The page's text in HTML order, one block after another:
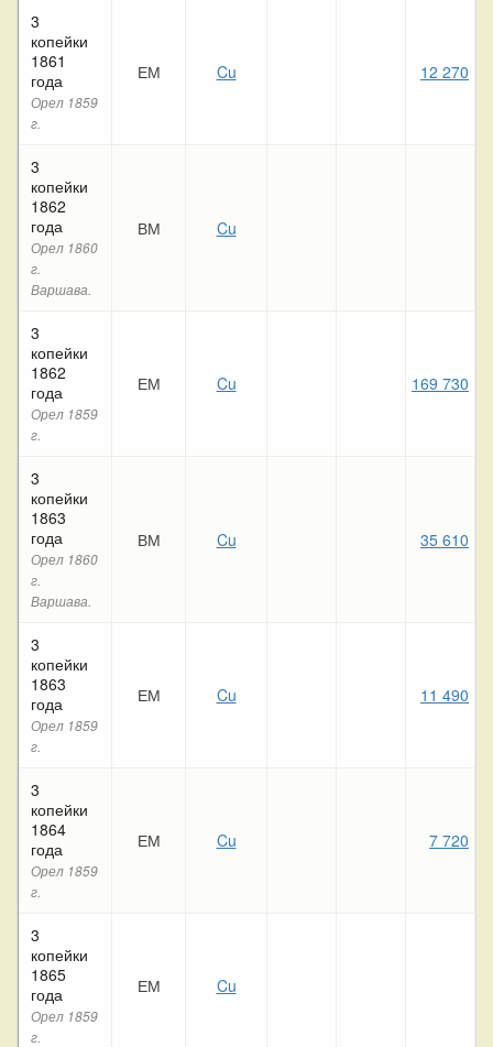
3
копейки
1861
года
Орел 1859
г.
ЕМ Cu 12 270
3
копейки
1862
года
Орел 1860
г.
Варшава.
ВМ Cu
3
копейки
1862
года
Орел 1859
г.
ЕМ Cu 169 730
3
копейки
1863
года
Орел 1860
г.
Варшава.
ВМ Cu 35 610
3
копейки
1863
года
Орел 1859
г.
ЕМ Cu 11 490
3
копейки
1864
года
Орел 1859
г.
ЕМ Cu 7 720
3
копейки
1865
года
Орел 1859
г.
ЕМ Cu